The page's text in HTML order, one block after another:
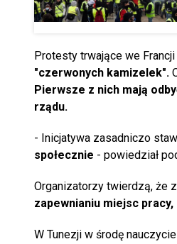
Protesty trwające we
"czerwonych kamizelek".
Pierwsze z nich mają
rządu.
- Inicjatywa zasadniczo
społecznie - powiedział
Organizatorzy twierdzą, że
zapewnianiu miejsc
W Tunezji w środę